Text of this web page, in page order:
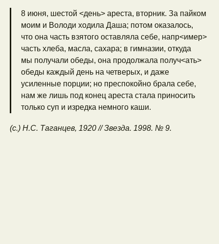
8 июня, шестой <день> ареста, вторник. За пайком
моим и Володи ходила Даша; потом оказалось,
что она часть взятого оставляла себе, напр<имер>
часть хлеба, масла, сахара; в гимназии, откуда
мы получали обеды, она продолжала получ<ать>
обеды каждый день на четверых, и даже
усиленные порции; но преспокойно брала себе,
нам же лишь под конец ареста стала приносить
только суп и изредка немного каши.
(с.) Н.С. Таганцев, 1920 // Звезда. 1998. № 9.